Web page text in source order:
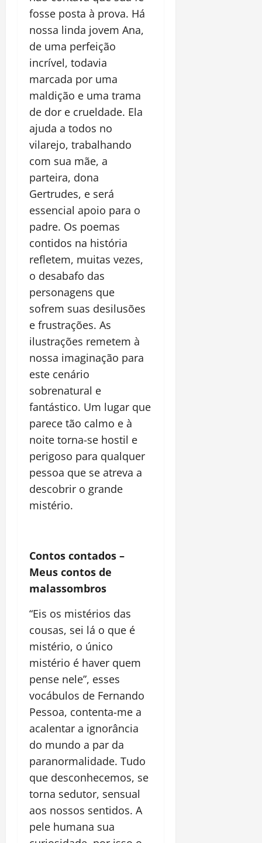
fosse posta à prova. Há
nossa linda jovem Ana,
de uma perfeição
incrível, todavia
marcada por uma
maldição e uma trama
de dor e crueldade. Ela
ajuda a todos no
vilarejo, trabalhando
com sua mãe, a
parteira, dona
Gertrudes, e será
essencial apoio para o
padre. Os poemas
contidos na história
refletem, muitas vezes,
o desabafo das
personagens que
sofrem suas desilusões
e frustrações. As
ilustrações remetem à
nossa imaginação para
este cenário
sobrenatural e
fantástico. Um lugar que
parece tão calmo e à
noite torna-se hostil e
perigoso para qualquer
pessoa que se atreva a
descobrir o grande
mistério.
Contos contados –
Meus contos de
malassombros
“Eis os mistérios das
cousas, sei lá o que é
mistério, o único
mistério é haver quem
pense nele”, esses
vocábulos de Fernando
Pessoa, contenta-me a
acalentar a ignorância
do mundo a par da
paranormalidade. Tudo
que desconhecemos, se
torna sedutor, sensual
aos nossos sentidos. A
pele humana sua